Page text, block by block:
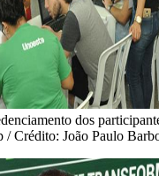
dos
/ Crédito: João Paulo